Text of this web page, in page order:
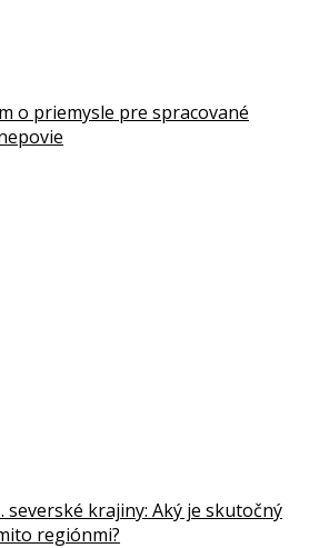
o priemysle pre spracované
severské krajiny: Aký je skutočný
regiónmi?